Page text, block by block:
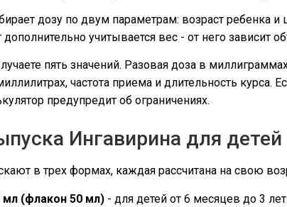
дозу по двум параметрам: возраст
учитывается вес - от него зависит
пять значений. Разовая доза в
частота приема и длительность курса.
предупредит об ограничениях.
Ингавирина для детей
в трех формах, каждая рассчитана на свою
мл (флакон 50 мл) - для детей от 6 месяцев до 3